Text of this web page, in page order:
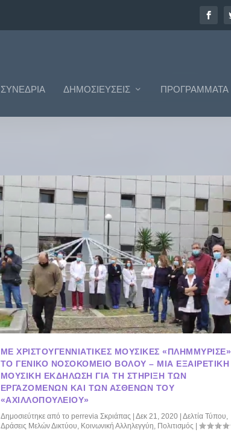
ΣΥΝΈΔΡΙΑ ΔΗΜΟΣΙΕΎΣΕΙΣ ΠΡΟΓΡΆΜΜΑΤΑ
ΜΕ ΧΡΙΣΤΟΥΓΕΝΝΙΆΤΙΚΕΣ ΜΟΥΣΙΚΈΣ «ΠΛΗΜΜΎΡΙΣΕ»
ΤΟ ΓΕΝΙΚΌ ΝΟΣΟΚΟΜΕΊΟ ΒΌΛΟΥ – ΜΙΑ ΕΞΑΙΡΕΤΙΚΉ
ΜΟΥΣΙΚΉ ΕΚΔΉΛΩΣΗ ΓΙΑ ΤΗ ΣΤΉΡΙΞΗ ΤΩΝ
ΕΡΓΑΖΌΜΕΝΩΝ ΚΑΙ ΤΩΝ ΑΣΘΕΝΏΝ ΤΟΥ
«ΑΧΙΛΛΟΠΟΎΛΕΙΟΥ»
Δημοσιεύτηκε από το perrevia Σκριάπας Δεκ 21, 2020| Δελτία Τύπου,
Δράσεις Μελών Δικτύου, Κοινωνική Αλληλεγγύη, Πολιτισμός